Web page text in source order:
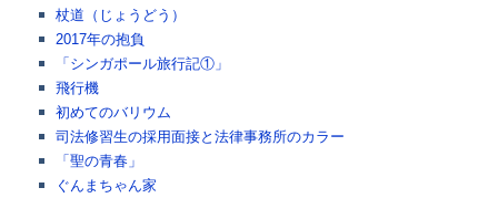
杖道（じょうどう）
2017年の抱負
「シンガポール旅行記①」
飛行機
初めてのバリウム
司法修習生の採用面接と法律事務所のカラー
「聖の青春」
ぐんまちゃん家